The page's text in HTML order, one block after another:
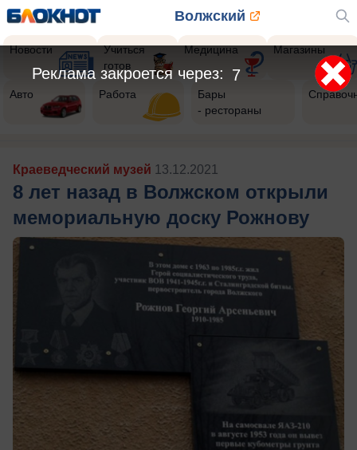
Волжский
Новости
Учиться
готов
Медицина Магазины
Авто Работа
Бары
- рестораны
Краеведческий музей 13.12.2021
8 лет назад в Волжском открыли
мемориальную доску Рожнову
5
Реклама закроется через: